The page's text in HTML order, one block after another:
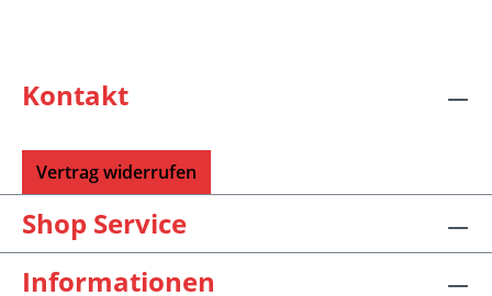
Kontakt
Vertrag widerrufen
Shop Service
Informationen